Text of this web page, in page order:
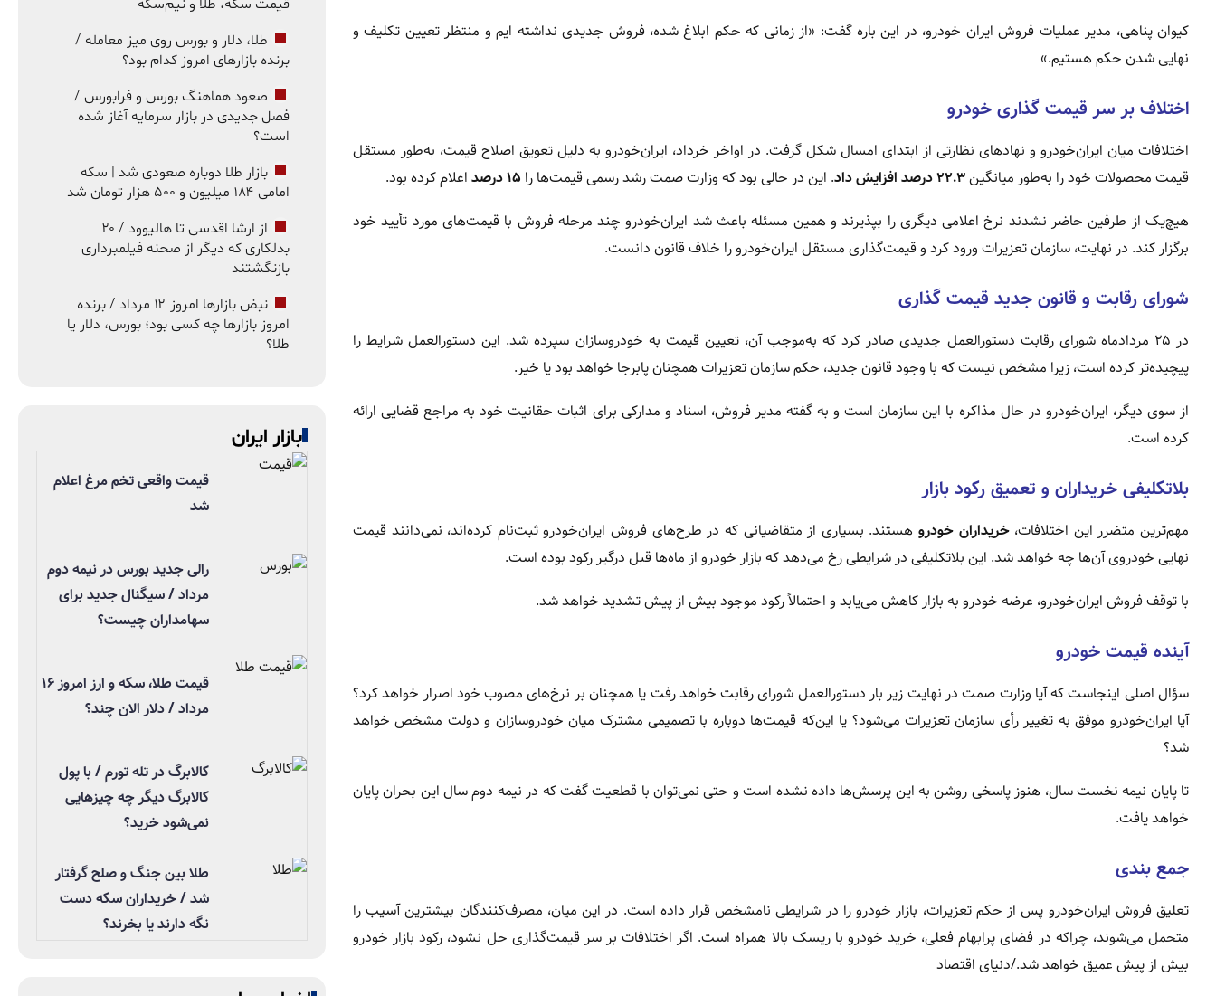
کیوان پناهی، مدیر عملیات فروش ایران‌ خودرو، در این باره گفت: «از زمانی که حکم ابلاغ شده، فروش جدیدی نداشته‌ ایم و منتظر تعیین تکلیف و
نهایی شدن حکم هستیم.»
اختلاف بر سر قیمت‌ گذاری خودرو
اختلافات میان ایران‌خودرو و نهادهای نظارتی از ابتدای امسال شکل گرفت. در اواخر خرداد، ایران‌خودرو به دلیل تعویق اصلاح قیمت، به‌طور مستقل
قیمت محصولات خود را به‌طور میانگین۲۲.۳ درصد افزایش داد . این در حالی بود که وزارت صمت رشد رسمی قیمت‌ها را ۱۵ درصد
اعلام کرده بود.
هیچ‌یک از طرفین حاضر نشدند نرخ اعلامی دیگری را بپذیرند و همین مسئله باعث شد ایران‌خودرو چند مرحله فروش با قیمت‌های مورد تأیید خود
برگزار کند. در نهایت، سازمان تعزیرات ورود کرد و قیمت‌گذاری مستقل ایران‌خودرو را خلاف قانون دانست.
شورای رقابت و قانون جدید قیمت‌ گذاری
در ۲۵ مردادماه شورای رقابت دستورالعمل جدیدی صادر کرد که به‌موجب آن، تعیین قیمت به خودروسازان سپرده شد. این دستورالعمل شرایط را
پیچیده‌تر کرده است، زیرا مشخص نیست که با وجود قانون جدید، حکم سازمان تعزیرات همچنان پابرجا خواهد بود یا خیر.
از سوی دیگر، ایران‌خودرو در حال مذاکره با این سازمان است و به گفته مدیر فروش، اسناد و مدارکی برای اثبات حقانیت خود به مراجع قضایی ارائه
کرده است.
بلاتکلیفی خریداران و تعمیق رکود بازار
مهم‌ترین متضرر این اختلافات،خریداران خودرو هستند. بسیاری از متقاضیانی که در طرح‌های فروش ایران‌خودرو ثبت‌نام کرده‌اند، نمی‌دانند قیمت
نهایی خودروی آن‌ها چه خواهد شد. این بلاتکلیفی در شرایطی رخ می‌دهد که بازار خودرو از ماه‌ها قبل درگیر رکود بوده است.
با توقف فروش ایران‌خودرو، عرضه خودرو به بازار کاهش می‌یابد و احتمالاً رکود موجود بیش از پیش تشدید خواهد شد.
آینده قیمت خودرو
سؤال اصلی اینجاست که آیا وزارت صمت در نهایت زیر بار دستورالعمل شورای رقابت خواهد رفت یا همچنان بر نرخ‌های مصوب خود اصرار خواهد کرد؟
آیا ایران‌خودرو موفق به تغییر رأی سازمان تعزیرات می‌شود؟ یا این‌که قیمت‌ها دوباره با تصمیمی مشترک میان خودروسازان و دولت مشخص خواهد
شد؟
تا پایان نیمه نخست سال، هنوز پاسخی روشن به این پرسش‌ها داده نشده است و حتی نمی‌توان با قطعیت گفت که در نیمه دوم سال این بحران پایان
خواهد یافت.
جمع‌ بندی
تعلیق فروش ایران‌خودرو پس از حکم تعزیرات، بازار خودرو را در شرایطی نامشخص قرار داده است. در این میان، مصرف‌کنندگان بیشترین آسیب را
متحمل می‌شوند، چراکه در فضای پرابهام فعلی، خرید خودرو با ریسک بالا همراه است. اگر اختلافات بر سر قیمت‌گذاری حل نشود، رکود بازار خودرو
بیش از پیش عمیق خواهد شد./دنیای اقتصاد
قیمت سکه، طلا و نیم‌سکه
طلا، دلار و بورس روی میز معامله /
برنده بازارهای امروز کدام بود؟
صعود هماهنگ بورس و فرابورس /
فصل جدیدی در بازار سرمایه آغاز شده
است؟
بازار طلا دوباره صعودی شد | سکه
امامی ۱۸۴ میلیون و ۵۰۰ هزار تومان شد
از ارشا اقدسی تا هالیوود / ۲۰
بدلکاری که دیگر از صحنه فیلمبرداری
بازنگشتند
نبض بازارها امروز ۱۲ مرداد / برنده
امروز بازارها چه کسی بود؛ بورس، دلار یا
طلا؟
بازار ایران
قیمت واقعی تخم مرغ اعلام
شد
رالی جدید بورس در نیمه دوم
مرداد / سیگنال جدید برای
سهامداران چیست؟
قیمت طلا، سکه و ارز امروز ۱۶
مرداد / دلار الان چند؟
کالابرگ در تله تورم / با پول
کالابرگ دیگر چه چیزهایی
نمی‌شود خرید؟
طلا بین جنگ و صلح گرفتار
شد / خریداران سکه دست
نگه دارند یا بخرند؟